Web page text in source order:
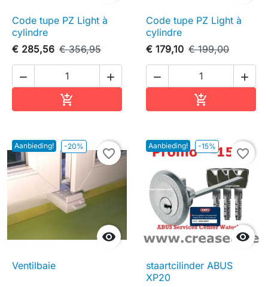
Code tupe PZ Light à
cylindre
€ 285,56 € 356,95
 

Code tupe PZ Light à
cylindre
€ 179,10 € 199,00
 

Aanbieding! -20%

favorite_border
Ventilbaie
Aanbieding! -15%

favorite_border
staartcilinder ABUS
XP20